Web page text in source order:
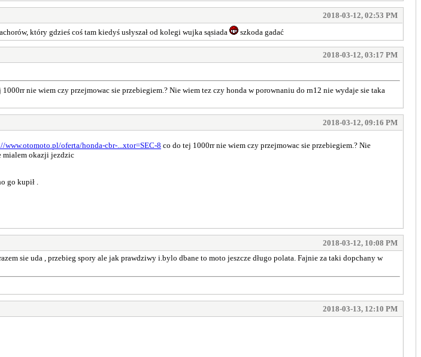
2018-03-12, 02:53 PM
który gdzieś coś tam kiedyś usłyszał od kolegi wujka sąsiada
szkoda gadać
2018-03-12, 03:17 PM
1000rr nie wiem czy przejmowac sie przebiegiem.? Nie wiem tez czy honda w porownaniu do rn12 nie wydaje sie taka
2018-03-12, 09:16 PM
www.otomoto.pl/oferta/honda-cbr-...xtor=SEC-8 co do tej 1000rr nie wiem czy przejmowac sie przebiegiem.? Nie
mialem okazji jezdzic
go kupił .
2018-03-12, 10:08 PM
sie uda , przebieg spory ale jak prawdziwy i.bylo dbane to moto jeszcze długo polata. Fajnie za taki dopchany w
2018-03-13, 12:10 PM